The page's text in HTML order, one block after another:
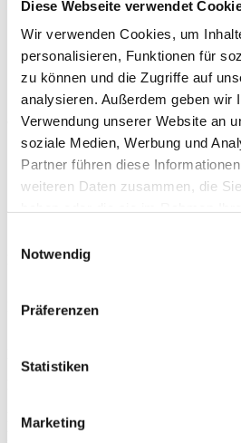
Diese Webseite verwendet
Wir verwenden Cookies, um
personalisieren, Funktionen für
zu können und die Zugriffe auf
analysieren. Außerdem geben wir
Verwendung unserer Website an
soziale Medien, Werbung und
Partner führen diese
weiteren Daten zusammen, die
Notwendig
Präferenzen
Statistiken
Marketing
& Abhängigkeit
Dortmund
Institut Glücksspiel & Abhängigkeit
Die Teilnehmer werden befähigt
Präventionsschulung liegt darin, den
professionellen Umgang mit Gästen -